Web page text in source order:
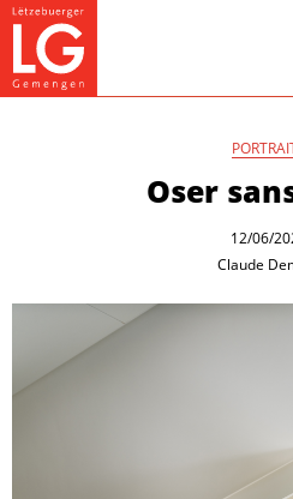
Oser
12/06/
Claude